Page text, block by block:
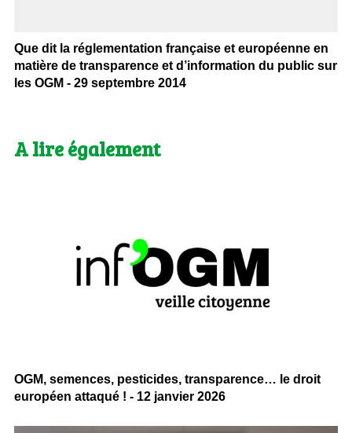
Que dit la réglementation française et européenne en
matière de transparence et d’information du public sur
les OGM - 29 septembre 2014
A lire également
OGM, semences, pesticides, transparence… le droit
européen attaqué ! - 12 janvier 2026